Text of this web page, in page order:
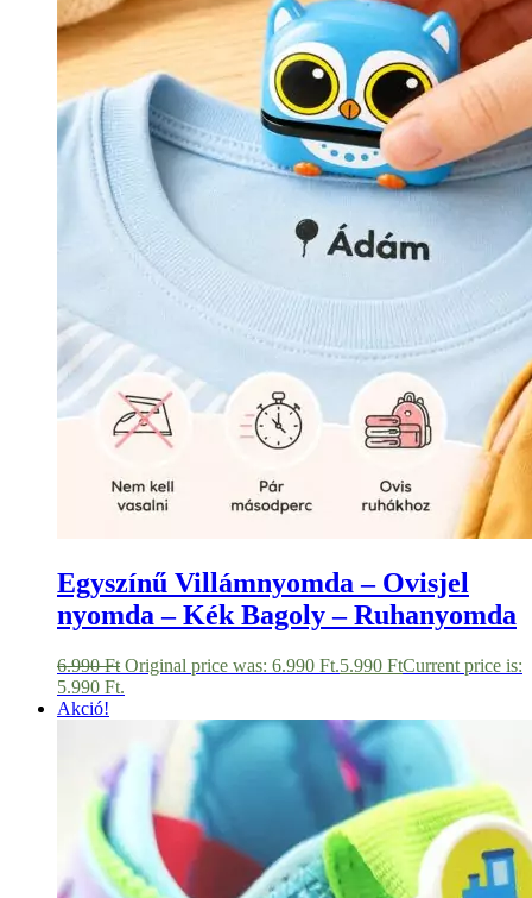
Egyszínű Villámnyomda – Ovisjel
nyomda – Kék Bagoly – Ruhanyomda
6.990Ft Original price was: 6.990 Ft.5.990 FtCurrent price is:
5.990 Ft.
Akció!